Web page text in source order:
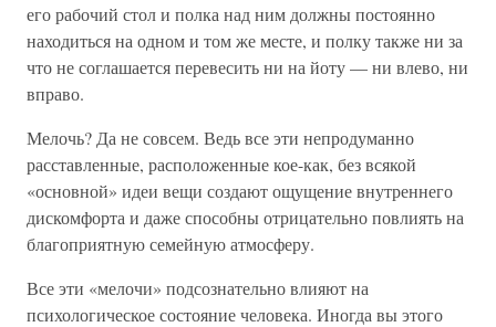
его рабочий стол и полка над ним должны постоянно
находиться на одном и том же месте, и полку также ни за
что не соглашается перевесить ни на йоту — ни влево, ни
вправо.
Мелочь? Да не совсем. Ведь все эти непродуманно
расставленные, расположенные кое-как, без всякой
«основной» идеи вещи создают ощущение внутреннего
дискомфорта и даже способны отрицательно повлиять на
благоприятную семейную атмосферу.
Все эти «мелочи» подсознательно влияют на
психологическое состояние человека. Иногда вы этого